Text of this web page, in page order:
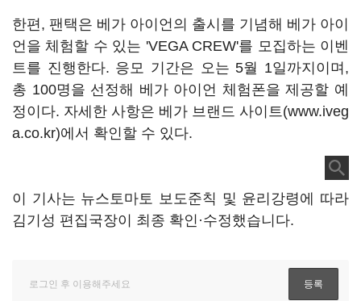
한편, 팬택은 베가 아이언의 출시를 기념해 베가 아이
언을 체험할 수 있는 'VEGA CREW'를 모집하는 이벤
트를 진행한다. 응모 기간은 오는 5월 1일까지이며,
총 100명을 선정해 베가 아이언 체험폰을 제공할 예
정이다. 자세한 사항은 베가 브랜드 사이트(www.iveg
a.co.kr)에서 확인할 수 있다.
이 기사는 뉴스토마토 보도준칙 및 윤리강령에 따라
김기성 편집국장이 최종 확인·수정했습니다.